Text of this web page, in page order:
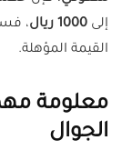
إلى 1000 ريال ،
القيمة المؤهلة.
معلومة
الجوال